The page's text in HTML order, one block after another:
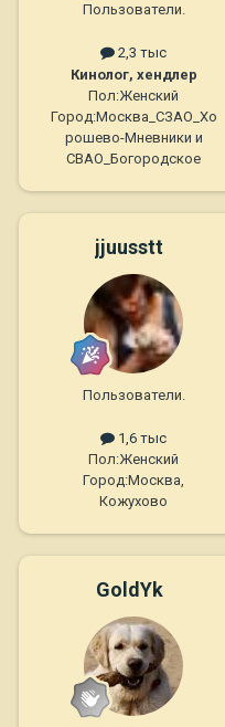
Пользователи.
2,3 тыс
Кинолог, хендлер
Пол:Женский
Город:Москва_СЗАО_Хо
рошево-Мневники и
СВАО_Богородское
jjuusstt
Пользователи.
1,6 тыс
Пол:Женский
Город:Москва,
Кожухово
GoldYk